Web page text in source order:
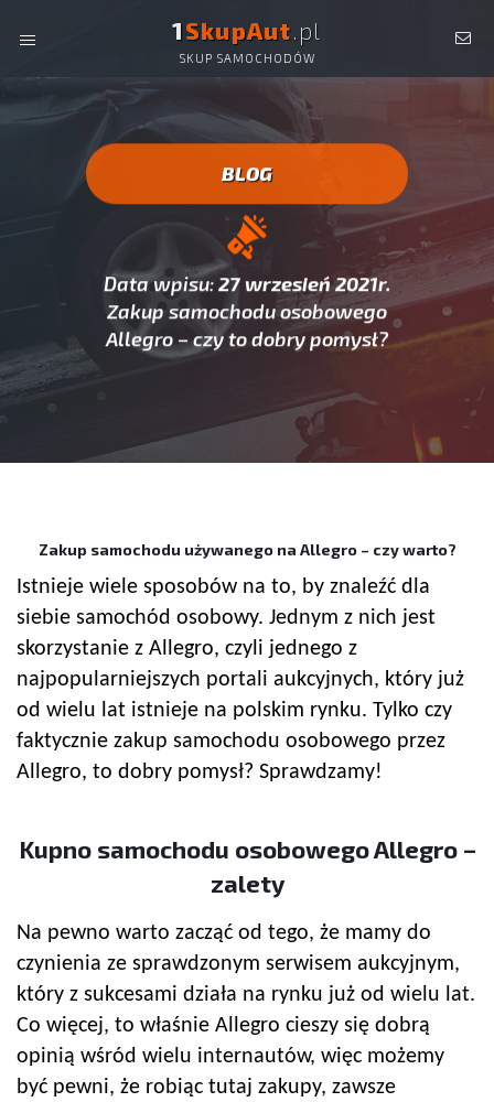
1SkupAut.pl
SKUP SAMOCHODÓW
SKUP AUT, SKUP SAMOCHODÓW - AUTO SKUP CAŁA
POLSKA!
BLOG
Data wpisu:27 wrzesień 2021r.
Zakup samochodu osobowego
Allegro – czy to dobry pomysł?
Zakup samochodu używanego na Allegro – czy warto?
Istnieje wiele sposobów na to, by znaleźć dla
siebie samochód osobowy. Jednym z nich jest
skorzystanie z Allegro, czyli jednego z
najpopularniejszych portali aukcyjnych, który już
od wielu lat istnieje na polskim rynku. Tylko czy
faktycznie zakup samochodu osobowego przez
Allegro, to dobry pomysł? Sprawdzamy!
Kupno samochodu osobowego Allegro –
zalety
Na pewno warto zacząć od tego, że mamy do
czynienia ze sprawdzonym serwisem aukcyjnym,
który z sukcesami działa na rynku już od wielu lat.
Co więcej, to właśnie Allegro cieszy się dobrą
opinią wśród wielu internautów, więc możemy
być pewni, że robiąc tutaj zakupy, zawsze